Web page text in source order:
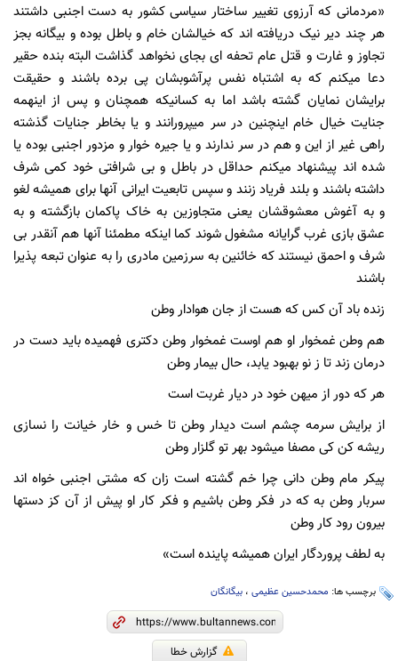
«مردمانی که آرزوی تغییر ساختار سیاسی کشور به دست اجنبی داشتند
هر چند دیر نیک دریافته اند که خیالشان خام و باطل بوده و بیگانه بجز
تجاوز و غارت و قتل عام تحفه ای بجای نخواهد گذاشت البته بنده حقیر
دعا میکنم که به اشتباه نفس پرآشوبشان پی برده باشند و حقیقت
برایشان نمایان گشته باشد اما به کسانیکه همچنان و پس از اینهمه
جنایت خیال خام اینچنین در سر میپرورانند و یا بخاطر جنایات گذشته
راهی غیر از این و هم در سر ندارند و یا جیره خوار و مزدور اجنبی بوده یا
شده اند پیشنهاد میکنم حداقل در باطل و بی شرافتی خود کمی شرف
داشته باشند و بلند فریاد زنند و سپس تابعیت ایرانی آنها برای همیشه لغو
و به آغوش معشوقشان یعنی متجاوزین به خاک پاکمان بازگشته و به
عشق بازی غرب گرایانه مشغول شوند کما اینکه مطمئنا آنها هم آنقدر بی
شرف و احمق نیستند که خائنین به سرزمین مادری را به عنوان تبعه پذیرا
باشند
زنده باد آن کس که هست از جان هوادار وطن
هم وطن غمخوار او هم اوست غمخوار وطن دکتری فهمیده باید دست در
درمان زند تا ز نو بهبود یابد، حال بیمار وطن
هر که دور از میهن خود در دیار غربت است
از برایش سرمه چشم است دیدار وطن تا خس و خار خیانت را نسازی
ریشه کن کی مصفا میشود بهر تو گلزار وطن
پیکر مام وطن دانی چرا خم گشته است زان که مشتی اجنبی خواه اند
سربار وطن به که در فکر وطن باشیم و فکر کار او پیش از آن کز دستها
بیرون رود کار وطن
به لطف پروردگار ایران همیشه پاینده است»
برچسب ها: محمدحسین عظیمی ، بیگانگان
گزارش خطا